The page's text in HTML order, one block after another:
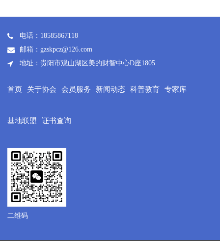
电话：18585867118
邮箱：gzskpcz@126.com
地址：贵阳市观山湖区美的财智中心D座1805
首页 关于协会 会员服务 新闻动态 科普教育 专家库
基地联盟 证书查询
二维码